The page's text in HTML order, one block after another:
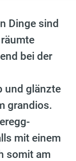
Dinge sind
bei der
und glänzte
grandios.
mit einem
somit am